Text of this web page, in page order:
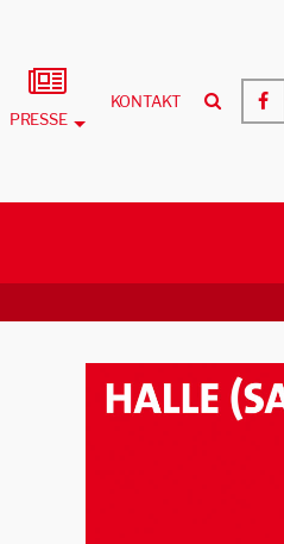
PRESSE
KONTAKT